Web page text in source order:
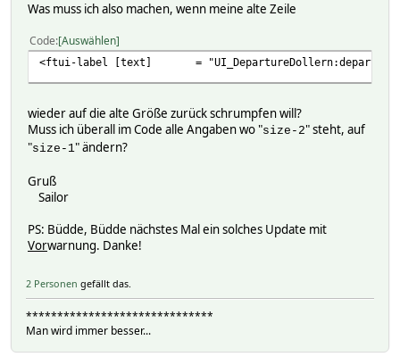
Was muss ich also machen, wenn meine alte Zeile
Code Auswählen
<ftui-label [text] =
wieder auf die alte Größe zurück schrumpfen will?
Muss ich überall im Code alle Angaben wo "size-2" steht, auf
"size-1" ändern?
Gruß
Sailor
PS: Büdde, Büdde nächstes Mal ein solches Update mit
Vorwarnung. Danke!
2 Personen gefällt das.
******************************
Man wird immer besser...